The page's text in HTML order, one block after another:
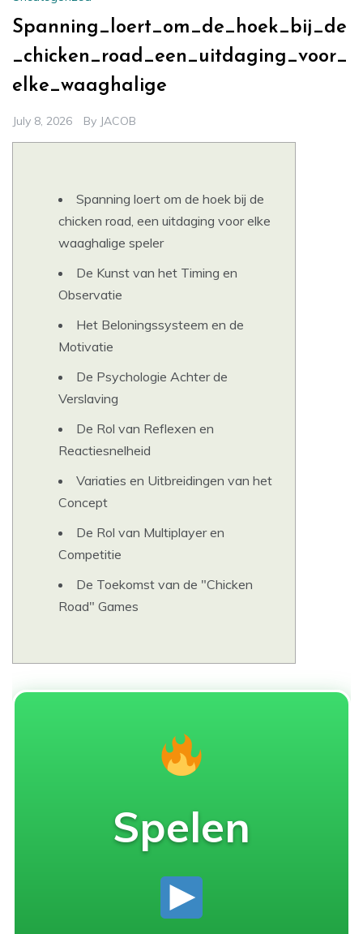
Spanning_loert_om_de_hoek_bij_de
_chicken_road_een_uitdaging_voor_
elke_waaghalige
July 8, 2026 By JACOB
Spanning loert om de hoek bij de
chicken road, een uitdaging voor elke
waaghalige speler
De Kunst van het Timing en
Observatie
Het Beloningssysteem en de
Motivatie
De Psychologie Achter de
Verslaving
De Rol van Reflexen en
Reactiesnelheid
Variaties en Uitbreidingen van het
Concept
De Rol van Multiplayer en
Competitie
De Toekomst van de "Chicken
Road" Games
Spelen